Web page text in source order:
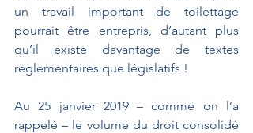
un travail important de toilettage
pourrait être entrepris, d’autant plus
qu’il existe davantage de textes
règlementaires que législatifs !
Au 25 janvier 2019 – comme on l’a
rappelé – le volume du droit consolidé